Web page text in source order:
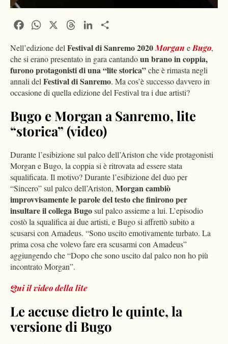
FacebookWhatsApp ThreadsLinkedIn
Nell’edizione delFestival di Sanremo 2020Morgan eBugo,
che si erano presentato in gara cantandoun brano in coppia,
furono protagonisti di una “lite storica”che è rimasta negli
annali delFestival di Sanremo. Ma cos’è successo davvero in
occasione di quella edizione del Festival tra i due artisti?
Bugo e Morgan a Sanremo, lite
“storica” (video)
Durante l’esibizione sul palco dell’Ariston che vide protagonisti
Morgan e Bugo, la coppia si è ritrovata ad essere stata
squalificata. Il motivo? Durante l’esibizione del duo per
“Sincero” sul palco dell’Ariston, Morgan cambiò
improvvisamente le parole del testo che finirono per
insultare il collega Bugosul palco assieme a lui. L’episodio
costò la squalifica ai due artisti, e Bugo si affrettò subito a
scusarsi con Amadeus. “Sono uscito emotivamente turbato. La
prima cosa che volevo fare era scusarmi con Amadeus”
aggiungendo che “Dopo che sono uscito dal palco non ho più
incontrato Morgan”.
Qui il video della lite
Le accuse dietro le quinte, la
versione di Bugo